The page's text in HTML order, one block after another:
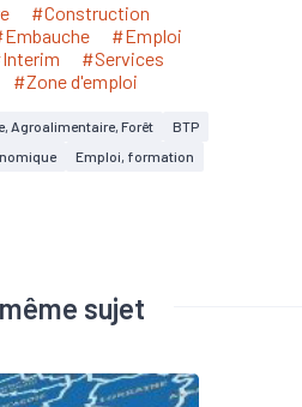
#Construction
#Emploi
#Services
#Zone d'emploi
Agroalimentaire, Forêt
BTP
Emploi, formation
sujet